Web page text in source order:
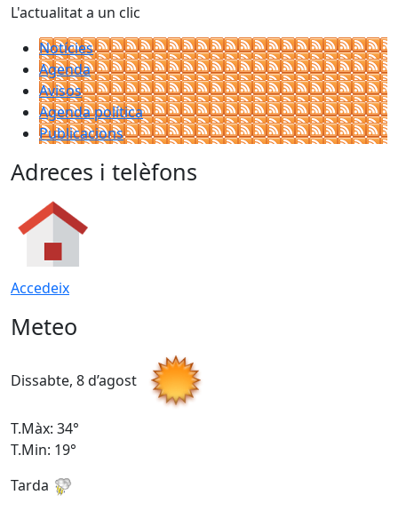
L'actualitat a un clic
Notícies
Agenda
Avisos
Agenda política
Publicacions
Adreces i telèfons
Accedeix
Meteo
Dissabte, 8 d’agost
T.Màx: 34°
T.Min: 19°
Tarda